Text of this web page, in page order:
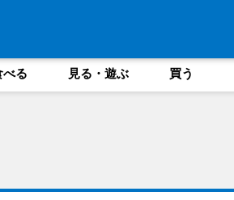
べる 見る・遊ぶ 買う